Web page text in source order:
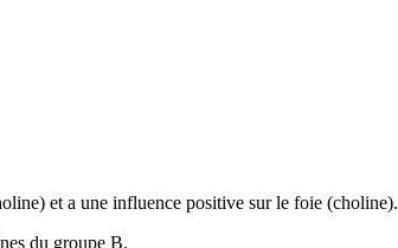
et a une influence positive sur le foie (choline).
du groupe B.